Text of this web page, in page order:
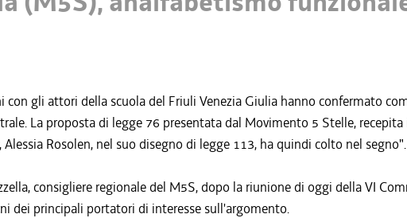
con gli attori della scuola del Friuli Venezia Giulia hanno confermato
La proposta di legge 76 presentata dal Movimento 5 Stelle,
Rosolen, nel suo disegno di legge 113, ha quindi colto nel segno".
consigliere regionale del M5S, dopo la riunione di oggi della VI
dei principali portatori di interesse sull'argomento.